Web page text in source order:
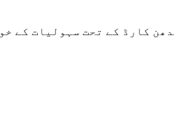
کارڈ کے تحت سہولیات کے